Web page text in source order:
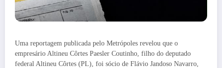
Uma reportagem publicada pelo Metrópoles revelou que o
empresário Altineu Côrtes Paesler Coutinho, filho do deputado
federal Altineu Côrtes (PL), foi sócio de Flávio Jandoso Navarro,